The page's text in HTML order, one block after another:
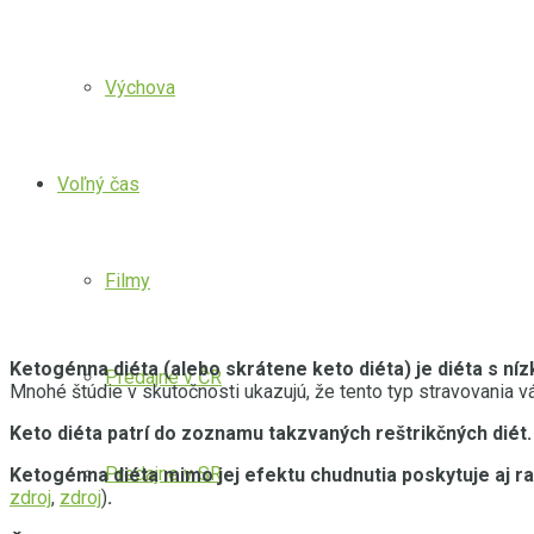
Výchova
Voľný čas
Filmy
Predajne v ČR
Predajne v SR
Ketogénna diéta (alebo skrátene keto diéta) je diéta s
Mnohé štúdie v skutočnosti ukazujú, že tento typ stravovania
Keto diéta patrí do zoznamu takzvaných reštrikčných diét.
Ketogénna diéta mimo jej efektu chudnutia poskytuje aj
zdroj, zdroj).